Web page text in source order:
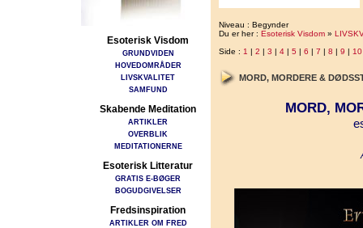
Esoterisk Visdom
GRUNDVIDEN
HOVEDOMRÅDER
LIVSKVALITET
SAMFUND
Skabende Meditation
ARTIKLER
OVERBLIK
MEDITATIONERNE
Esoterisk Litteratur
GRATIS E-BØGER
BOGUDGIVELSER
Fredsinspiration
ARTIKLER OM FRED
Niveau : Begynder
Du er her : Esoterisk Visdom »
Side : 1 | 2 | 3 | 4 | 5 | 6 | 7 | 8 | 9 | 10
MORD, MORDERE &
MORD,